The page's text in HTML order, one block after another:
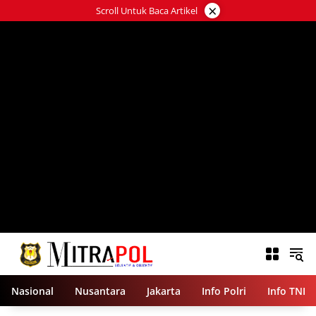
ke
Scroll Untuk Baca Artikel ×
Nasional Nusantara Jakarta Info Polri Info TNI